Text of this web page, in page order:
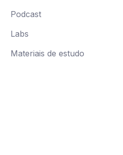
Podcast
Labs
Materiais de estudo